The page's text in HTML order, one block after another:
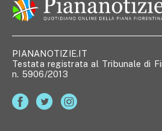
PIANANOTIZIE.IT
Testata registrata al Tribunale di
n. 5906/2013